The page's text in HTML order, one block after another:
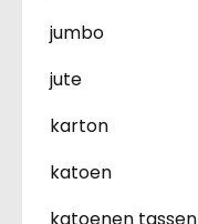
jumbo
jute
karton
katoen
katoenen tassen